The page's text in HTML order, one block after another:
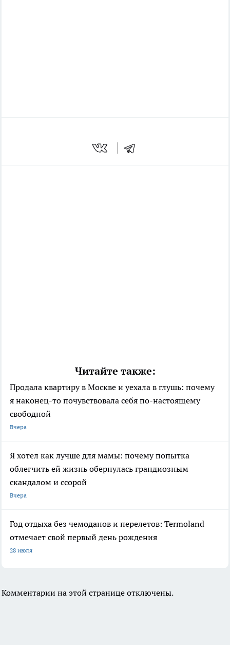
Читайте также:
Продала квартиру в Москве и уехала в глушь: почему
я наконец-то почувствовала себя по-настоящему
свободной
Вчера
Я хотел как лучше для мамы: почему попытка
облегчить ей жизнь обернулась грандиозным
скандалом и ссорой
Вчера
Год отдыха без чемоданов и перелетов: Termoland
отмечает свой первый день рождения
28 июля
Комментарии на этой странице отключены.